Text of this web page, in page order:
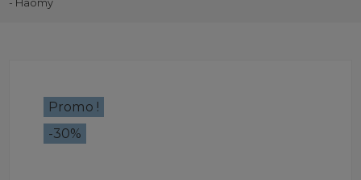
- Haomy
Promo !
-30%